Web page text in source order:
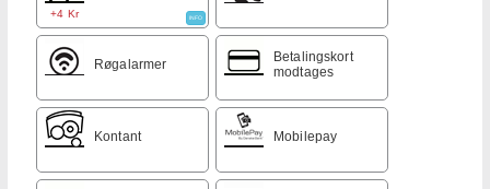
+4 Kr INFO
Røgalarmer
Betalingskort
modtages
Kontant Mobilepay